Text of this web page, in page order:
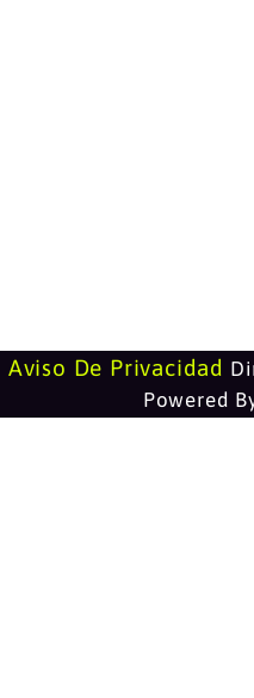
Aviso De Privacidad
Powered